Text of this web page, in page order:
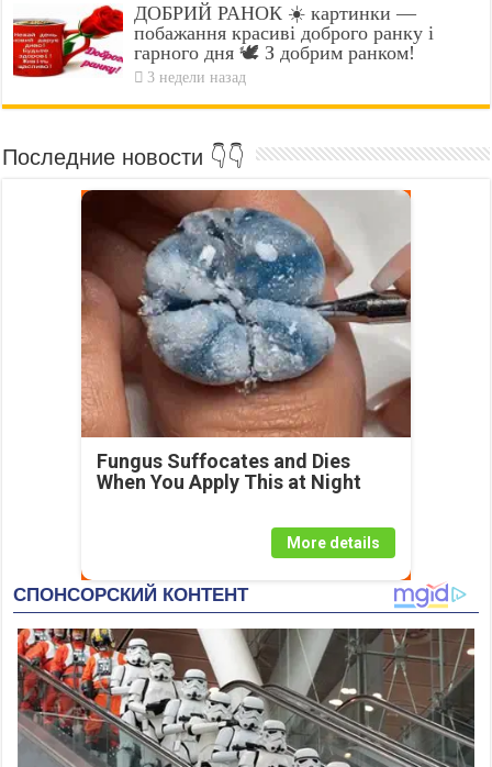
ДОБРИЙ РАНОК ☀️ картинки —
побажання красиві доброго ранку і
гарного дня 🕊️ З добрим ранком!
3 недели назад
Последние новости 👇👇
Fungus Suffocates and Dies
When You Apply This at Night
More details